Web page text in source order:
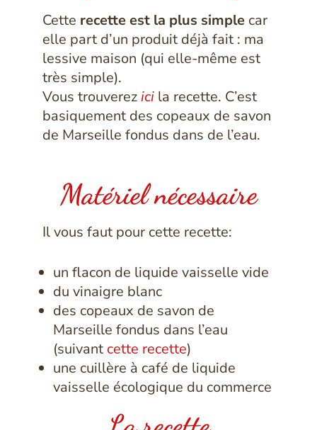
Cette recette est la plus simple car
elle part d’un produit déjà fait : ma
lessive maison (qui elle-même est
très simple).
Vous trouverezici la recette. C’est
basiquement des copeaux de savon
de Marseille fondus dans de l’eau.
Matériel nécessaire
Il vous faut pour cette recette:
un flacon de liquide vaisselle vide
du vinaigre blanc
des copeaux de savon de
Marseille fondus dans l’eau
(suivant cette recette)
une cuillère à café de liquide
vaisselle écologique du commerce